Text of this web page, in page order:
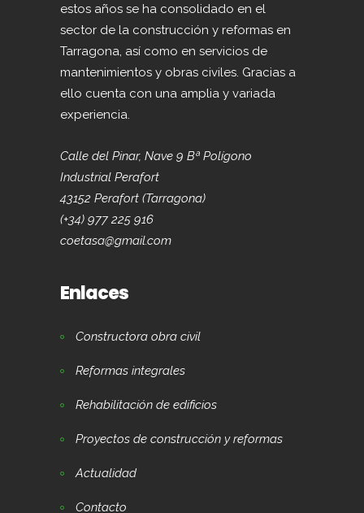
estos años se ha consolidado en el
sector de la construcción y reformas en
Tarragona, así como en servicios de
mantenimientos y obras civiles. Gracias a
ello cuenta con una amplia y variada
experiencia.
Calle del Pinar, Nave 9 Bª Polígono
Industrial Perafort
43152 Perafort (Tarragona)
(+34) 977 225 916
coetasa@gmail.com
Enlaces
Constructora obra civil
Reformas integrales
Rehabilitación de edificios
Proyectos de construcción y reformas
Actualidad
Contacto